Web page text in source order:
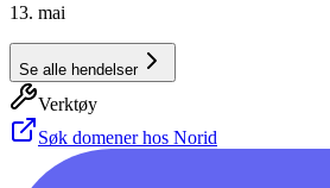
13. mai
Se alle hendelser
Verktøy
Søk domener hos Norid